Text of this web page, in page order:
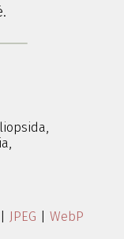
JPEG WebP